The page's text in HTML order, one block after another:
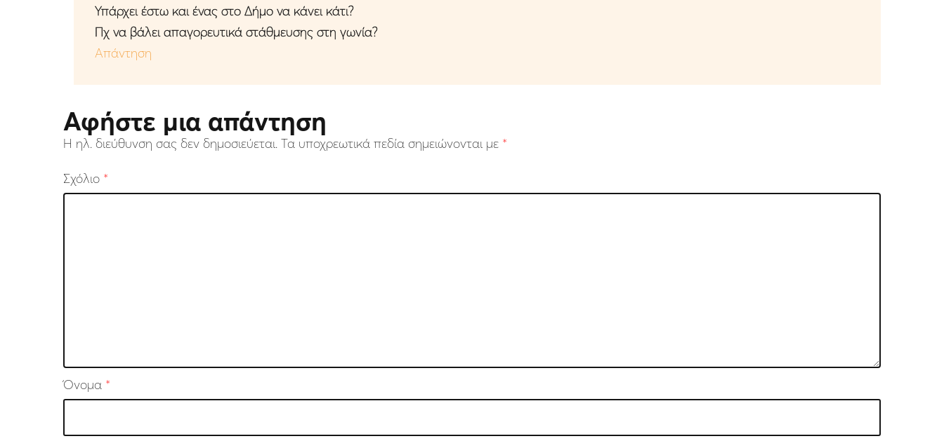
Υπάρχει έστω και ένας στο Δήμο να κάνει κάτι?
Πχ να βάλει απαγορευτικά στάθμευσης στη γωνία?
Απάντηση
Αφήστε μια απάντηση
Η ηλ. διεύθυνση σας δεν δημοσιεύεται. Τα υποχρεωτικά πεδία σημειώνονται με *
Σχόλιο *
Όνομα *